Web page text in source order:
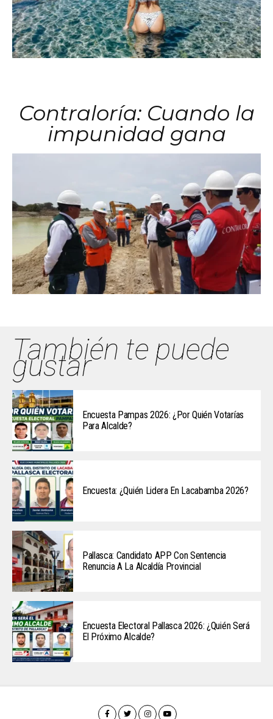
Contraloría: Cuando la
impunidad gana
También te puede
gustar
Encuesta Pampas 2026: ¿Por Quién Votarías
Para Alcalde?
Encuesta: ¿Quién Lidera En Lacabamba 2026?
Pallasca: Candidato APP Con Sentencia
Renuncia A La Alcaldía Provincial
Encuesta Electoral Pallasca 2026: ¿Quién Será
El Próximo Alcalde?